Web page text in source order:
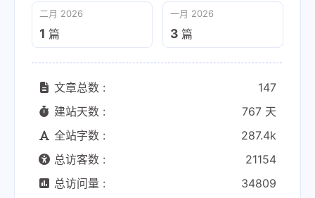
二月 2026
1 篇
一月 2026
3 篇
文章总数 :
147
建站天数 :
767 天
全站字数 :
287.4k
总访客数 :
21154
总访问量 :
34809